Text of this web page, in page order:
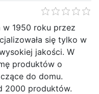
w 1950 roku przez
się tylko w
jakości. W
produktów o
do domu.
2000 produktów.